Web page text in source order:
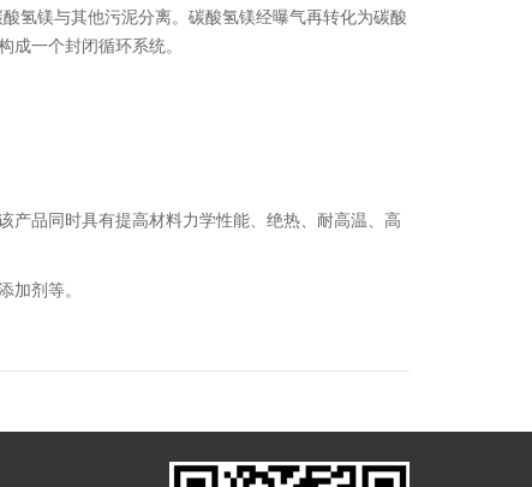
氢镁与其他污泥分离。碳酸氢镁经曝气再转化为碳酸
一个封闭循环系统。
产品同时具有提高材料力学性能、绝热、耐高温、高
剂等。